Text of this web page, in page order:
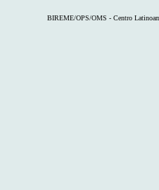
BIREME/OPS/OMS - Centro